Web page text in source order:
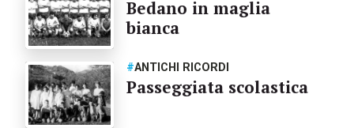
Bedano in maglia
bianca
#ANTICHI RICORDI
Passeggiata scolastica